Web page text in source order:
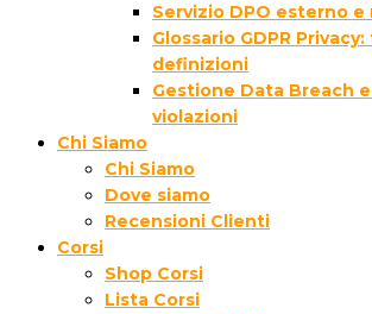
Servizio DPO esterno e
Glossario GDPR
definizioni
Gestione Data Breach
violazioni
Chi Siamo
Chi Siamo
Dove siamo
Recensioni Clienti
Corsi
Shop Corsi
Lista Corsi